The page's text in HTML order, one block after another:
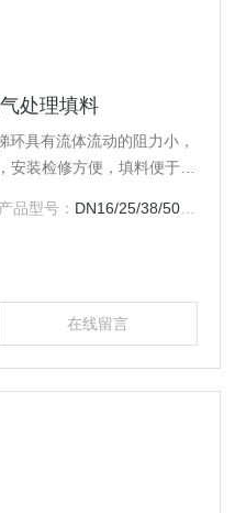
处理填料
具有流体流动的阻力小，
装检修方便，填料便于用
产品型号： DN16/25/38/50/76
在线留言